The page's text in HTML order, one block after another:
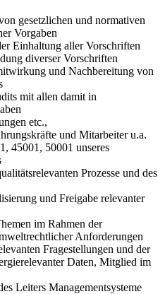
gesetzlichen und normativen
Vorgaben
Einhaltung aller Vorschriften
diverser Vorschriften
und Nachbereitung von
mit allen damit in
etc.,
und Mitarbeiter u.a.
45001, 50001 unseres
Prozesse und des
und Freigabe relevanter
im Rahmen der
Anforderungen
Fragestellungen und der
Daten, Mitglied im
Leiters Managementsysteme